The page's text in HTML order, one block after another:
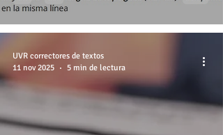
UVR correctores de textos
11 nov 2025
5 min de lectura